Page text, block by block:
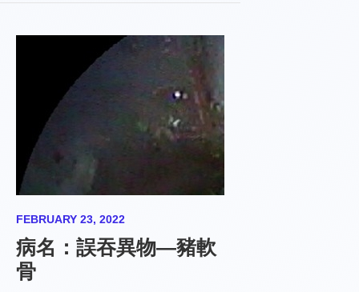
FEBRUARY 23, 2022
病名：誤吞異物—豬軟
骨